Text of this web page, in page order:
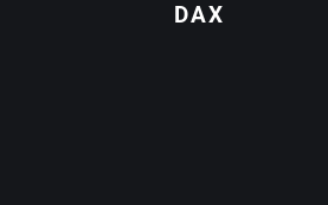
DAX